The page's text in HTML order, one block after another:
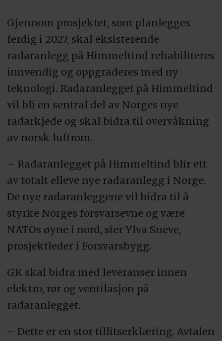
Gjennom prosjektet, som planlegges
ferdig i 2027, skal eksisterende
radaranlegg på Himmeltind rehabiliteres
innvendig og oppgraderes med ny
teknologi. Radaranlegget på Himmeltind
vil bli en sentral del av Norges nye
radarkjede og skal bidra til overvåkning
av norsk luftrom.
– Radaranlegget på Himmeltind blir ett
av totalt elleve nye radaranlegg i Norge.
De nye radaranleggene vil bidra til å
styrke Norges forsvarsevne og være
NATOs øyne i nord, sier Ylva Sneve,
prosjektleder i Forsvarsbygg.
GK skal bidra med leveranser innen
elektro, rør og ventilasjon på
radaranlegget.
– Dette er en stor tillitserklæring. Avtalen